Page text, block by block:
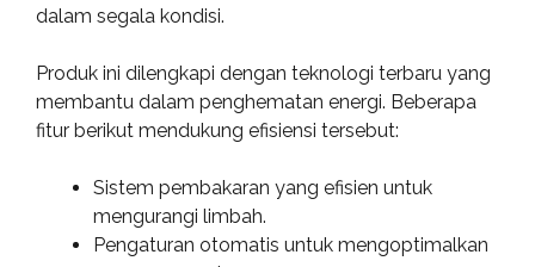
dalam segala kondisi.
Produk ini dilengkapi dengan teknologi terbaru yang
membantu dalam penghematan energi. Beberapa
fitur berikut mendukung efisiensi tersebut:
Sistem pembakaran yang efisien untuk
mengurangi limbah.
Pengaturan otomatis untuk mengoptimalkan